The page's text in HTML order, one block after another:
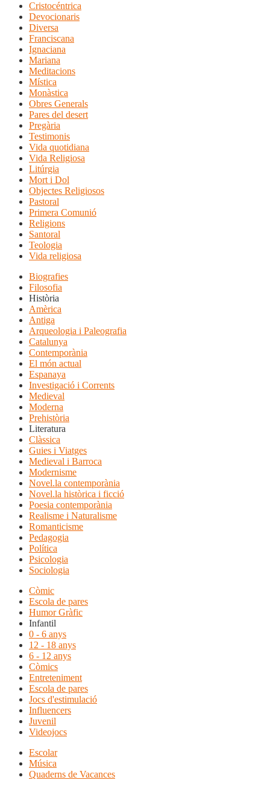
Cristocéntrica
Devocionaris
Diversa
Franciscana
Ignaciana
Mariana
Meditacions
Mística
Monàstica
Obres Generals
Pares del desert
Pregària
Testimonis
Vida quotidiana
Vida Religiosa
Litúrgia
Mort i Dol
Objectes Religiosos
Pastoral
Primera Comunió
Religions
Santoral
Teologia
Vida religiosa
Biografies
Filosofia
Història
Amèrica
Antiga
Arqueologia i Paleografia
Catalunya
Contemporània
El món actual
Espanaya
Investigació i Corrents
Medieval
Moderna
Prehistòria
Literatura
Clàssica
Guies i Viatges
Medieval i Barroca
Modernisme
Novel.la contemporània
Novel.la històrica i ficció
Poesia contemporània
Realisme i Naturalisme
Romanticisme
Pedagogia
Política
Psicologia
Sociologia
Còmic
Escola de pares
Humor Gràfic
Infantil
0 - 6 anys
12 - 18 anys
6 - 12 anys
Còmics
Entreteniment
Escola de pares
Jocs d'estimulació
Influencers
Juvenil
Videojocs
Escolar
Música
Quaderns de Vacances